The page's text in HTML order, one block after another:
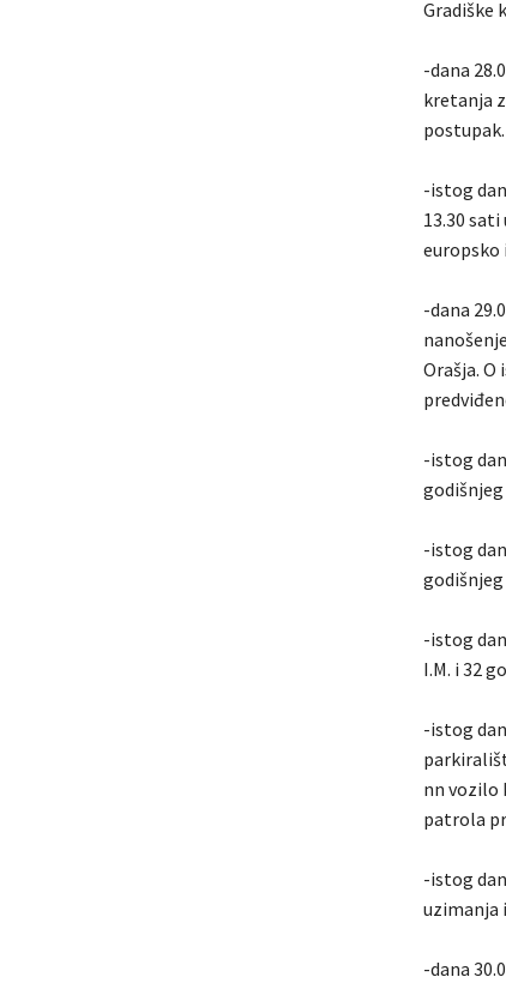
Gradiške
-dana
kretanja
postupak.
-istog
13.30
europsko
-dana
Orašja.
-istog
-istog
-istog
I.M. i 32
-istog
nn vozilo
patrola
-istog
uzimanja
-dana